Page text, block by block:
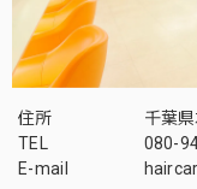
住所
千葉
TEL
080-
E-mail